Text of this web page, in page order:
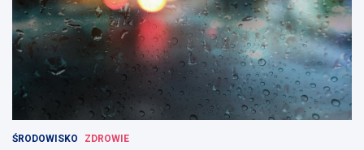
ŚRODOWISKO ZDROWIE